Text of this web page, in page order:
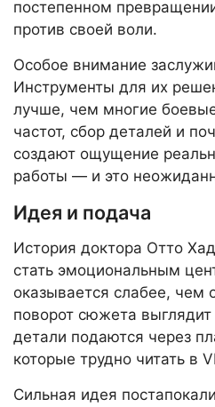
постепенном
против своей воли.
Особое внимание
Инструменты для их
лучше, чем многие
частот, сбор деталей и
создают ощущение
работы — и это
Идея и подача
История доктора Отто
стать эмоциональным
оказывается слабее,
поворот сюжета
детали подаются через
которые трудно читать в
Сильная идея